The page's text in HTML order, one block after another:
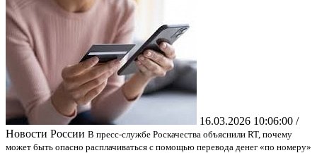
16.03.2026 10:06:00 /
Новости России В пресс-службе Роскачества объяснили RT, почему
может быть опасно расплачиваться с помощью перевода денег «по номеру»